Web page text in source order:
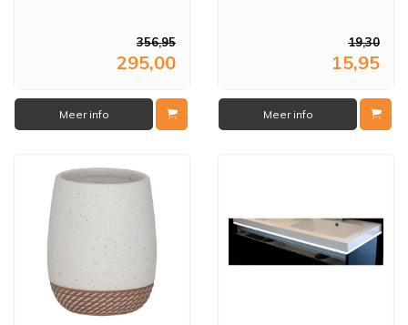
356,95
295,00
Meer info
19,30
15,95
Meer info